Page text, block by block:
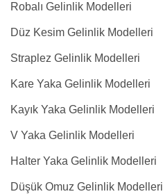
Robalı Gelinlik Modelleri
Düz Kesim Gelinlik Modelleri
Straplez Gelinlik Modelleri
Kare Yaka Gelinlik Modelleri
Kayık Yaka Gelinlik Modelleri
V Yaka Gelinlik Modelleri
Halter Yaka Gelinlik Modelleri
Düşük Omuz Gelinlik Modelleri